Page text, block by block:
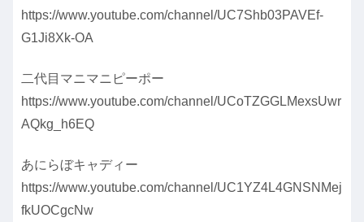
https://www.youtube.com/channel/UC7Shb03PAVEf-
G1Ji8Xk-OA
二代目マニマニピーポー
https://www.youtube.com/channel/UCoTZGGLMexsUwr
AQkg_h6EQ
あにらぼキャディー
https://www.youtube.com/channel/UC1YZ4L4GNSNMej
fkUOCgcNw